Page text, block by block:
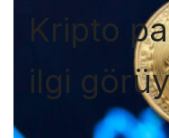
Kripto
ilgi